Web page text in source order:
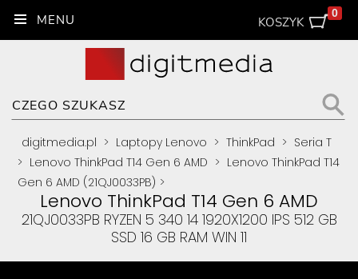
KOSZYK
0
digitmedia.pl > Laptopy Lenovo > ThinkPad > Seria T
> Lenovo ThinkPad T14 Gen 6 AMD > Lenovo ThinkPad T14
Gen 6 AMD (21QJ0033PB) >
Lenovo ThinkPad T14 Gen 6 AMD
21QJ0033PB RYZEN 5 340 14 1920X1200 IPS 512 GB
SSD 16 GB RAM WIN 11